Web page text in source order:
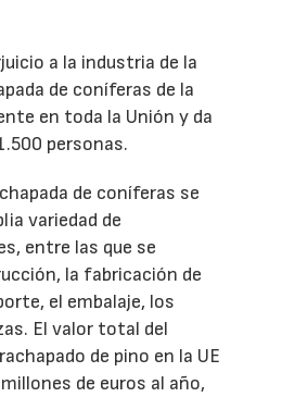
a la industria de la
de coníferas de la
en toda la Unión y da
personas.
de coníferas se
variedad de
entre las que se
la fabricación de
el embalaje, los
El valor total del
de pino en la UE
de euros al año,